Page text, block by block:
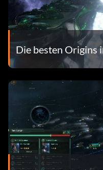
Die besten Origins